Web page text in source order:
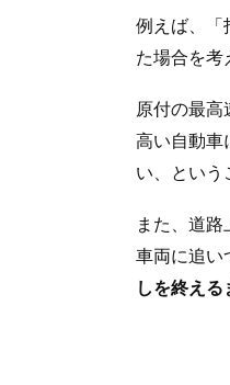
例えば、「
た場合を考
原付の最
高い自動車
い、という
また、道
車両に追い
しを終え